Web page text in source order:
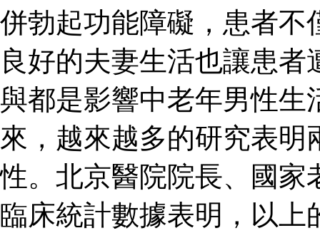
併勃起功能障礙，患者不
良好的夫妻生活也讓患
與都是影響中老年男性生
來，越來越多的研究表
性。北京醫院院長、國家
臨床統計數據表明，以上